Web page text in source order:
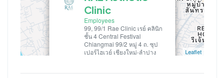
Clinic
Employees
99, 99/1 Rae Clinic เรย์ คลินิก
ชั้น 4 Central Festival
Chiangmai 99/2 หมู่ 4 ถ. ซุป
เปอร์ไฮเวย์ เชียงใหม่-ลำปาง
Leaflet